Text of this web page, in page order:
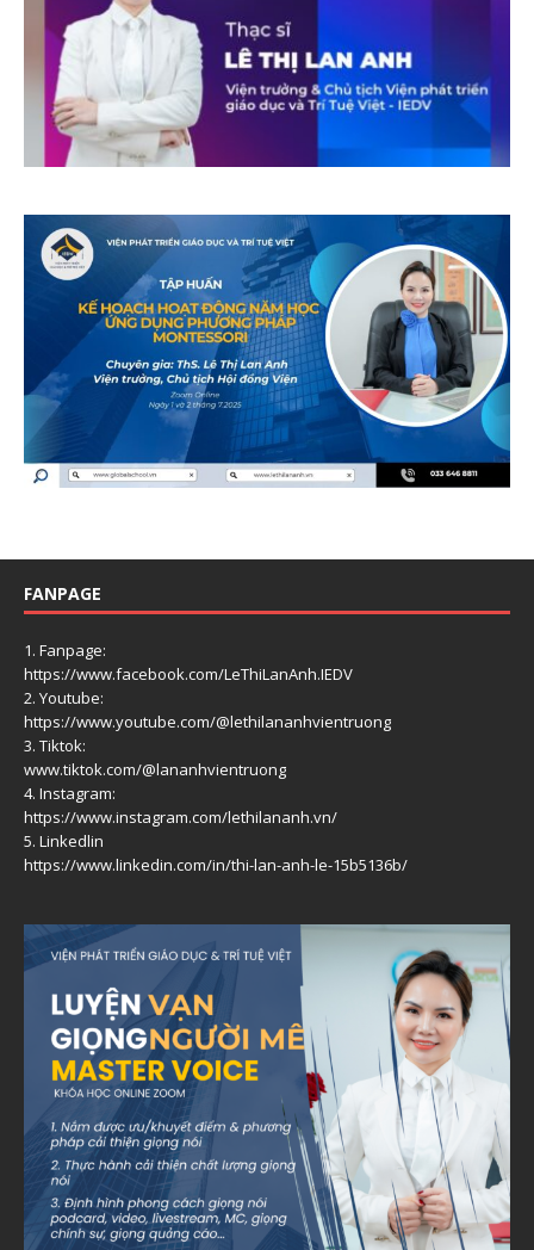
FANPAGE
1. Fanpage:
https://www.facebook.com/LeThiLanAnh.IEDV
2. Youtube:
https://www.youtube.com/@lethilananhvientruong
3. Tiktok:
www.tiktok.com/@lananhvientruong
4. Instagram:
https://www.instagram.com/lethilananh.vn/
5. Linkedlin
https://www.linkedin.com/in/thi-lan-anh-le-15b5136b/